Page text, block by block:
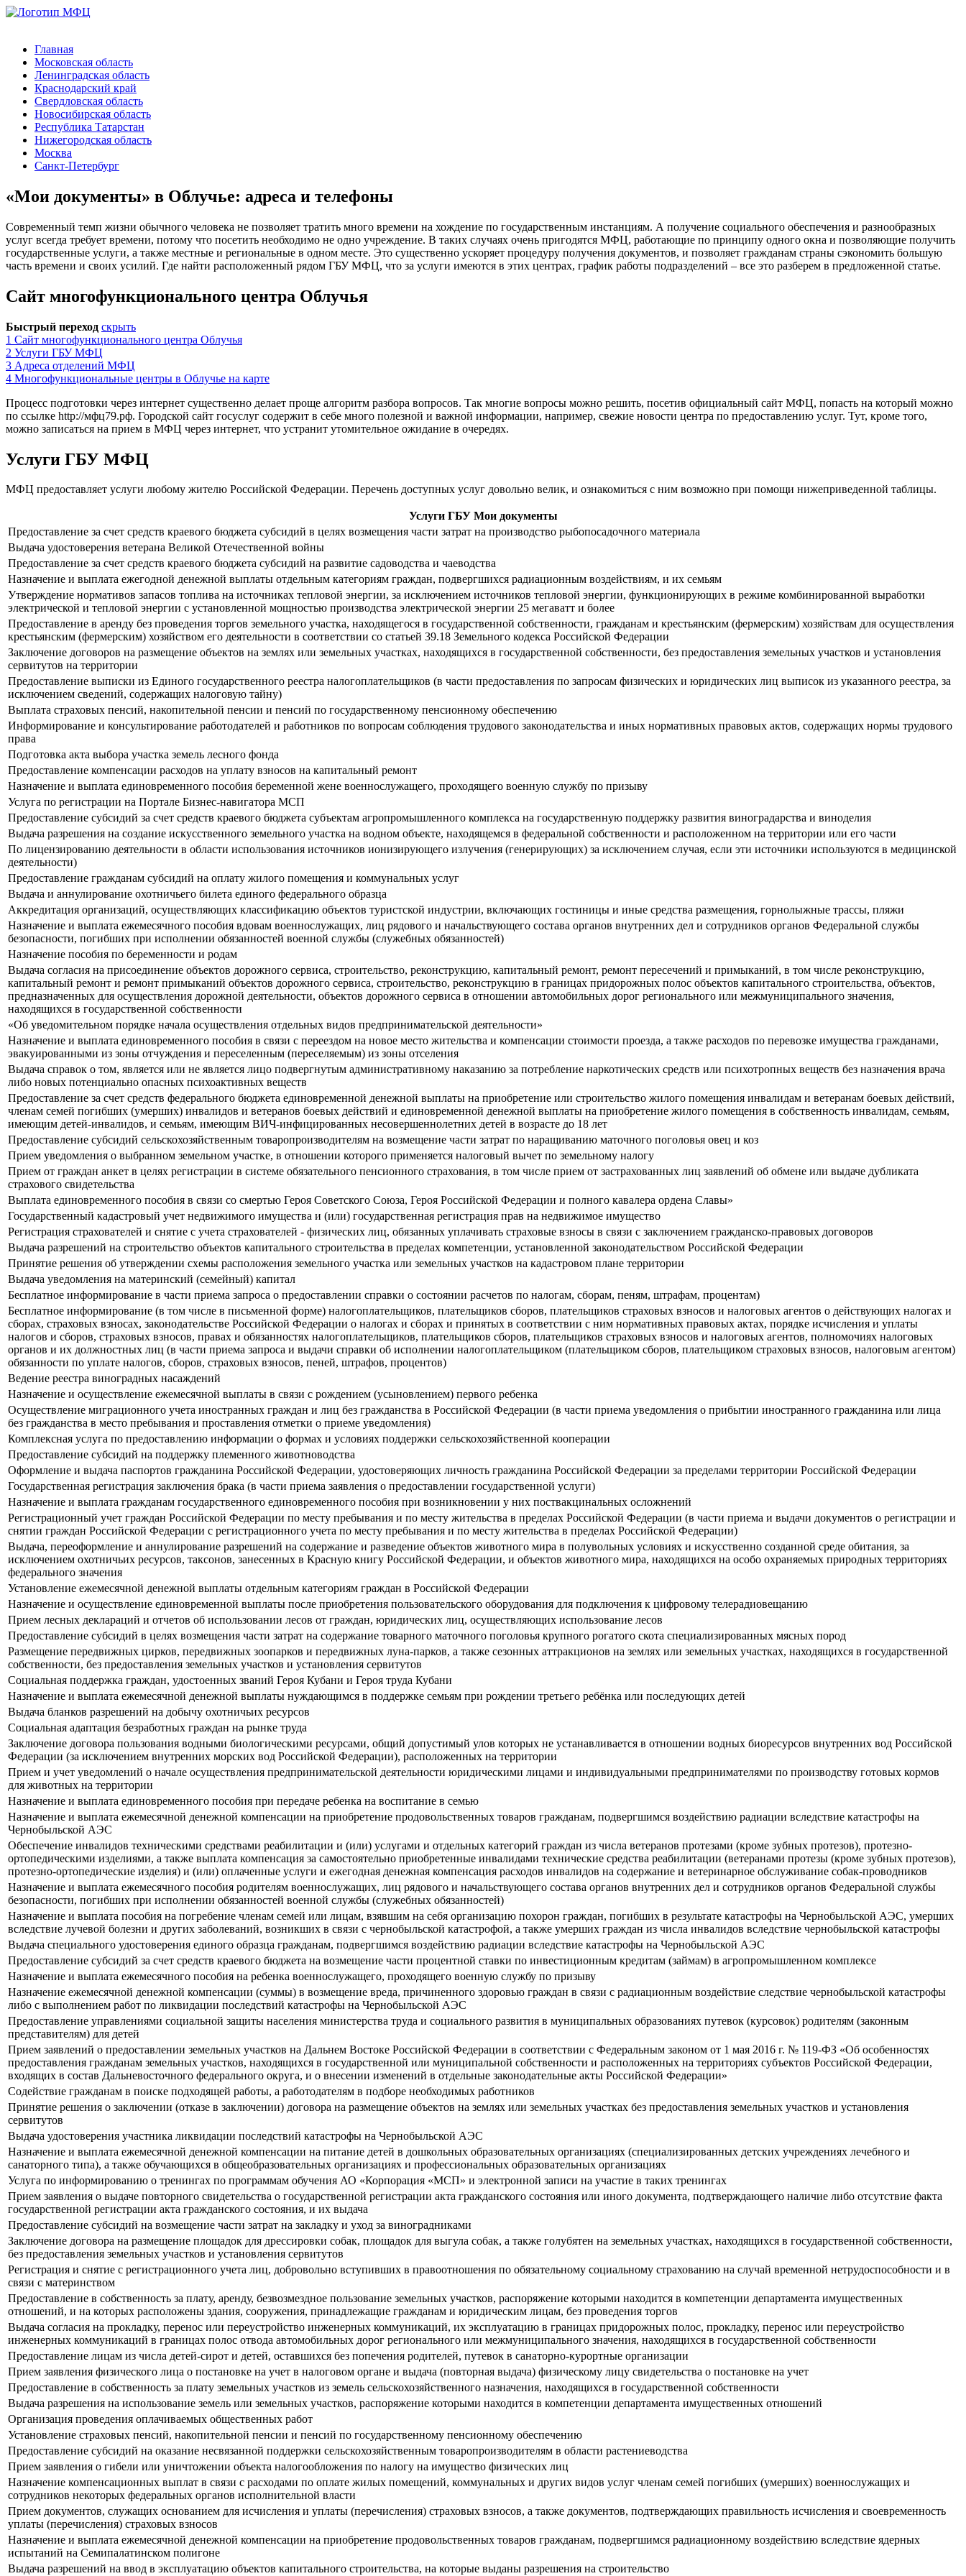
Главная
Московская область
Ленинградская область
Краснодарский край
Свердловская область
Новосибирская область
Республика Татарстан
Нижегородская область
Москва
Санкт-Петербург
«Мои документы» в Облучье: адреса и телефоны
Современный темп жизни обычного человека не позволяет тратить много времени на хождение по государственным инстанциям. А получение социального обеспечения и разнообразных
услуг всегда требует времени, потому что посетить необходимо не одно учреждение. В таких случаях очень пригодятся МФЦ, работающие по принципу одного окна и позволяющие получить
государственные услуги, а также местные и региональные в одном месте. Это существенно ускоряет процедуру получения документов, и позволяет гражданам страны сэкономить большую
часть времени и своих усилий. Где найти расположенный рядом ГБУ МФЦ, что за услуги имеются в этих центрах, график работы подразделений – все это разберем в предложенной статье.
Сайт многофункционального центра Облучья
Быстрый переход скрыть
1 Сайт многофункционального центра Облучья
2 Услуги ГБУ МФЦ
3 Адреса отделений МФЦ
4 Многофункциональные центры в Облучье на карте
Процесс подготовки через интернет существенно делает проще алгоритм разбора вопросов. Так многие вопросы можно решить, посетив официальный сайт МФЦ, попасть на который можно
по ссылке http://мфц79.рф. Городской сайт госуслуг содержит в себе много полезной и важной информации, например, свежие новости центра по предоставлению услуг. Тут, кроме того,
можно записаться на прием в МФЦ через интернет, что устранит утомительное ожидание в очередях.
Услуги ГБУ МФЦ
МФЦ предоставляет услуги любому жителю Российской Федерации. Перечень доступных услуг довольно велик, и ознакомиться с ним возможно при помощи нижеприведенной таблицы.
Услуги ГБУ Мои документы
Предоставление за счет средств краевого бюджета субсидий в целях возмещения части затрат на производство рыбопосадочного материала
Выдача удостоверения ветерана Великой Отечественной войны
Предоставление за счет средств краевого бюджета субсидий на развитие садоводства и чаеводства
Назначение и выплата ежегодной денежной выплаты отдельным категориям граждан, подвергшихся радиационным воздействиям, и их семьям
Утверждение нормативов запасов топлива на источниках тепловой энергии, за исключением источников тепловой энергии, функционирующих в режиме комбинированной выработки
электрической и тепловой энергии с установленной мощностью производства электрической энергии 25 мегаватт и более
Предоставление в аренду без проведения торгов земельного участка, находящегося в государственной собственности, гражданам и крестьянским (фермерским) хозяйствам для осуществления
крестьянским (фермерским) хозяйством его деятельности в соответствии со статьей 39.18 Земельного кодекса Российской Федерации
Заключение договоров на размещение объектов на землях или земельных участках, находящихся в государственной собственности, без предоставления земельных участков и установления
сервитутов на территории
Предоставление выписки из Единого государственного реестра налогоплательщиков (в части предоставления по запросам физических и юридических лиц выписок из указанного реестра, за
исключением сведений, содержащих налоговую тайну)
Выплата страховых пенсий, накопительной пенсии и пенсий по государственному пенсионному обеспечению
Информирование и консультирование работодателей и работников по вопросам соблюдения трудового законодательства и иных нормативных правовых актов, содержащих нормы трудового
права
Подготовка акта выбора участка земель лесного фонда
Предоставление компенсации расходов на уплату взносов на капитальный ремонт
Назначение и выплата единовременного пособия беременной жене военнослужащего, проходящего военную службу по призыву
Услуга по регистрации на Портале Бизнес-навигатора МСП
Предоставление субсидий за счет средств краевого бюджета субъектам агропромышленного комплекса на государственную поддержку развития виноградарства и виноделия
Выдача разрешения на создание искусственного земельного участка на водном объекте, находящемся в федеральной собственности и расположенном на территории или его части
По лицензированию деятельности в области использования источников ионизирующего излучения (генерирующих) за исключением случая, если эти источники используются в медицинской
деятельности)
Предоставление гражданам субсидий на оплату жилого помещения и коммунальных услуг
Выдача и аннулирование охотничьего билета единого федерального образца
Аккредитация организаций, осуществляющих классификацию объектов туристской индустрии, включающих гостиницы и иные средства размещения, горнолыжные трассы, пляжи
Назначение и выплата ежемесячного пособия вдовам военнослужащих, лиц рядового и начальствующего состава органов внутренних дел и сотрудников органов Федеральной службы
безопасности, погибших при исполнении обязанностей военной службы (служебных обязанностей)
Назначение пособия по беременности и родам
Выдача согласия на присоединение объектов дорожного сервиса, строительство, реконструкцию, капитальный ремонт, ремонт пересечений и примыканий, в том числе реконструкцию,
капитальный ремонт и ремонт примыканий объектов дорожного сервиса, строительство, реконструкцию в границах придорожных полос объектов капитального строительства, объектов,
предназначенных для осуществления дорожной деятельности, объектов дорожного сервиса в отношении автомобильных дорог регионального или межмуниципального значения,
находящихся в государственной собственности
«Об уведомительном порядке начала осуществления отдельных видов предпринимательской деятельности»
Назначение и выплата единовременного пособия в связи с переездом на новое место жительства и компенсации стоимости проезда, а также расходов по перевозке имущества гражданами,
эвакуированными из зоны отчуждения и переселенным (переселяемым) из зоны отселения
Выдача справок о том, является или не является лицо подвергнутым административному наказанию за потребление наркотических средств или психотропных веществ без назначения врача
либо новых потенциально опасных психоактивных веществ
Предоставление за счет средств федерального бюджета единовременной денежной выплаты на приобретение или строительство жилого помещения инвалидам и ветеранам боевых действий,
членам семей погибших (умерших) инвалидов и ветеранов боевых действий и единовременной денежной выплаты на приобретение жилого помещения в собственность инвалидам, семьям,
имеющим детей-инвалидов, и семьям, имеющим ВИЧ-инфицированных несовершеннолетних детей в возрасте до 18 лет
Предоставление субсидий сельскохозяйственным товаропроизводителям на возмещение части затрат по наращиванию маточного поголовья овец и коз
Прием уведомления о выбранном земельном участке, в отношении которого применяется налоговый вычет по земельному налогу
Прием от граждан анкет в целях регистрации в системе обязательного пенсионного страхования, в том числе прием от застрахованных лиц заявлений об обмене или выдаче дубликата
страхового свидетельства
Выплата единовременного пособия в связи со смертью Героя Советского Союза, Героя Российской Федерации и полного кавалера ордена Славы»
Государственный кадастровый учет недвижимого имущества и (или) государственная регистрация прав на недвижимое имущество
Регистрация страхователей и снятие с учета страхователей - физических лиц, обязанных уплачивать страховые взносы в связи с заключением гражданско-правовых договоров
Выдача разрешений на строительство объектов капитального строительства в пределах компетенции, установленной законодательством Российской Федерации
Принятие решения об утверждении схемы расположения земельного участка или земельных участков на кадастровом плане территории
Выдача уведомления на материнский (семейный) капитал
Бесплатное информирование в части приема запроса о предоставлении справки о состоянии расчетов по налогам, сборам, пеням, штрафам, процентам)
Бесплатное информирование (в том числе в письменной форме) налогоплательщиков, плательщиков сборов, плательщиков страховых взносов и налоговых агентов о действующих налогах и
сборах, страховых взносах, законодательстве Российской Федерации о налогах и сборах и принятых в соответствии с ним нормативных правовых актах, порядке исчисления и уплаты
налогов и сборов, страховых взносов, правах и обязанностях налогоплательщиков, плательщиков сборов, плательщиков страховых взносов и налоговых агентов, полномочиях налоговых
органов и их должностных лиц (в части приема запроса и выдачи справки об исполнении налогоплательщиком (плательщиком сборов, плательщиком страховых взносов, налоговым агентом)
обязанности по уплате налогов, сборов, страховых взносов, пеней, штрафов, процентов)
Ведение реестра виноградных насаждений
Назначение и осуществление ежемесячной выплаты в связи с рождением (усыновлением) первого ребенка
Осуществление миграционного учета иностранных граждан и лиц без гражданства в Российской Федерации (в части приема уведомления о прибытии иностранного гражданина или лица
без гражданства в место пребывания и проставления отметки о приеме уведомления)
Комплексная услуга по предоставлению информации о формах и условиях поддержки сельскохозяйственной кооперации
Предоставление субсидий на поддержку племенного животноводства
Оформление и выдача паспортов гражданина Российской Федерации, удостоверяющих личность гражданина Российской Федерации за пределами территории Российской Федерации
Государственная регистрация заключения брака (в части приема заявления о предоставлении государственной услуги)
Назначение и выплата гражданам государственного единовременного пособия при возникновении у них поствакцинальных осложнений
Регистрационный учет граждан Российской Федерации по месту пребывания и по месту жительства в пределах Российской Федерации (в части приема и выдачи документов о регистрации и
снятии граждан Российской Федерации с регистрационного учета по месту пребывания и по месту жительства в пределах Российской Федерации)
Выдача, переоформление и аннулирование разрешений на содержание и разведение объектов животного мира в полувольных условиях и искусственно созданной среде обитания, за
исключением охотничьих ресурсов, таксонов, занесенных в Красную книгу Российской Федерации, и объектов животного мира, находящихся на особо охраняемых природных территориях
федерального значения
Установление ежемесячной денежной выплаты отдельным категориям граждан в Российской Федерации
Назначение и осуществление единовременной выплаты после приобретения пользовательского оборудования для подключения к цифровому телерадиовещанию
Прием лесных деклараций и отчетов об использовании лесов от граждан, юридических лиц, осуществляющих использование лесов
Предоставление субсидий в целях возмещения части затрат на содержание товарного маточного поголовья крупного рогатого скота специализированных мясных пород
Размещение передвижных цирков, передвижных зоопарков и передвижных луна-парков, а также сезонных аттракционов на землях или земельных участках, находящихся в государственной
собственности, без предоставления земельных участков и установления сервитутов
Социальная поддержка граждан, удостоенных званий Героя Кубани и Героя труда Кубани
Назначение и выплата ежемесячной денежной выплаты нуждающимся в поддержке семьям при рождении третьего ребёнка или последующих детей
Выдача бланков разрешений на добычу охотничьих ресурсов
Социальная адаптация безработных граждан на рынке труда
Заключение договора пользования водными биологическими ресурсами, общий допустимый улов которых не устанавливается в отношении водных биоресурсов внутренних вод Российской
Федерации (за исключением внутренних морских вод Российской Федерации), расположенных на территории
Прием и учет уведомлений о начале осуществления предпринимательской деятельности юридическими лицами и индивидуальными предпринимателями по производству готовых кормов
для животных на территории
Назначение и выплата единовременного пособия при передаче ребенка на воспитание в семью
Назначение и выплата ежемесячной денежной компенсации на приобретение продовольственных товаров гражданам, подвергшимся воздействию радиации вследствие катастрофы на
Чернобыльской АЭС
Обеспечение инвалидов техническими средствами реабилитации и (или) услугами и отдельных категорий граждан из числа ветеранов протезами (кроме зубных протезов), протезно-
ортопедическими изделиями, а также выплата компенсация за самостоятельно приобретенные инвалидами технические средства реабилитации (ветеранами протезы (кроме зубных протезов),
протезно-ортопедические изделия) и (или) оплаченные услуги и ежегодная денежная компенсация расходов инвалидов на содержание и ветеринарное обслуживание собак-проводников
Назначение и выплата ежемесячного пособия родителям военнослужащих, лиц рядового и начальствующего состава органов внутренних дел и сотрудников органов Федеральной службы
безопасности, погибших при исполнении обязанностей военной службы (служебных обязанностей)
Назначение и выплата пособия на погребение членам семей или лицам, взявшим на себя организацию похорон граждан, погибших в результате катастрофы на Чернобыльской АЭС, умерших
вследствие лучевой болезни и других заболеваний, возникших в связи с чернобыльской катастрофой, а также умерших граждан из числа инвалидов вследствие чернобыльской катастрофы
Выдача специального удостоверения единого образца гражданам, подвергшимся воздействию радиации вследствие катастрофы на Чернобыльской АЭС
Предоставление субсидий за счет средств краевого бюджета на возмещение части процентной ставки по инвестиционным кредитам (займам) в агропромышленном комплексе
Назначение и выплата ежемесячного пособия на ребенка военнослужащего, проходящего военную службу по призыву
Назначение ежемесячной денежной компенсации (суммы) в возмещение вреда, причиненного здоровью граждан в связи с радиационным воздействие следствие чернобыльской катастрофы
либо с выполнением работ по ликвидации последствий катастрофы на Чернобыльской АЭС
Предоставление управлениями социальной защиты населения министерства труда и социального развития в муниципальных образованиях путевок (курсовок) родителям (законным
представителям) для детей
Прием заявлений о предоставлении земельных участков на Дальнем Востоке Российской Федерации в соответствии с Федеральным законом от 1 мая 2016 г. № 119-ФЗ «Об особенностях
предоставления гражданам земельных участков, находящихся в государственной или муниципальной собственности и расположенных на территориях субъектов Российской Федерации,
входящих в состав Дальневосточного федерального округа, и о внесении изменений в отдельные законодательные акты Российской Федерации»
Содействие гражданам в поиске подходящей работы, а работодателям в подборе необходимых работников
Принятие решения о заключении (отказе в заключении) договора на размещение объектов на землях или земельных участках без предоставления земельных участков и установления
сервитутов
Выдача удостоверения участника ликвидации последствий катастрофы на Чернобыльской АЭС
Назначение и выплата ежемесячной денежной компенсации на питание детей в дошкольных образовательных организациях (специализированных детских учреждениях лечебного и
санаторного типа), а также обучающихся в общеобразовательных организациях и профессиональных образовательных организациях
Услуга по информированию о тренингах по программам обучения АО «Корпорация «МСП» и электронной записи на участие в таких тренингах
Прием заявления о выдаче повторного свидетельства о государственной регистрации акта гражданского состояния или иного документа, подтверждающего наличие либо отсутствие факта
государственной регистрации акта гражданского состояния, и их выдача
Предоставление субсидий на возмещение части затрат на закладку и уход за виноградниками
Заключение договора на размещение площадок для дрессировки собак, площадок для выгула собак, а также голубятен на земельных участках, находящихся в государственной собственности,
без предоставления земельных участков и установления сервитутов
Регистрация и снятие с регистрационного учета лиц, добровольно вступивших в правоотношения по обязательному социальному страхованию на случай временной нетрудоспособности и в
связи с материнством
Предоставление в собственность за плату, аренду, безвозмездное пользование земельных участков, распоряжение которыми находится в компетенции департамента имущественных
отношений, и на которых расположены здания, сооружения, принадлежащие гражданам и юридическим лицам, без проведения торгов
Выдача согласия на прокладку, перенос или переустройство инженерных коммуникаций, их эксплуатацию в границах придорожных полос, прокладку, перенос или переустройство
инженерных коммуникаций в границах полос отвода автомобильных дорог регионального или межмуниципального значения, находящихся в государственной собственности
Предоставление лицам из числа детей-сирот и детей, оставшихся без попечения родителей, путевок в санаторно-курортные организации
Прием заявления физического лица о постановке на учет в налоговом органе и выдача (повторная выдача) физическому лицу свидетельства о постановке на учет
Предоставление в собственность за плату земельных участков из земель сельскохозяйственного назначения, находящихся в государственной собственности
Выдача разрешения на использование земель или земельных участков, распоряжение которыми находится в компетенции департамента имущественных отношений
Организация проведения оплачиваемых общественных работ
Установление страховых пенсий, накопительной пенсии и пенсий по государственному пенсионному обеспечению
Предоставление субсидий на оказание несвязанной поддержки сельскохозяйственным товаропроизводителям в области растениеводства
Прием заявления о гибели или уничтожении объекта налогообложения по налогу на имущество физических лиц
Назначение компенсационных выплат в связи с расходами по оплате жилых помещений, коммунальных и других видов услуг членам семей погибших (умерших) военнослужащих и
сотрудников некоторых федеральных органов исполнительной власти
Прием документов, служащих основанием для исчисления и уплаты (перечисления) страховых взносов, а также документов, подтверждающих правильность исчисления и своевременность
уплаты (перечисления) страховых взносов
Назначение и выплата ежемесячной денежной компенсации на приобретение продовольственных товаров гражданам, подвергшимся радиационному воздействию вследствие ядерных
испытаний на Семипалатинском полигоне
Выдача разрешений на ввод в эксплуатацию объектов капитального строительства, на которые выданы разрешения на строительство